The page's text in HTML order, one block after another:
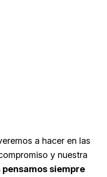
a hacer en las
y nuestra
siempre